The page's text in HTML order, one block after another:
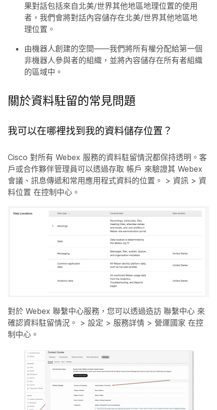
果對話包括來自北美/世界其他地區地理位置的使用
者，我們會將對話內容儲存在北美/世界其他地區地
理位置。
由機器人創建的空間——我們將所有權分配給第一個
非機器人參與者的組織，並將內容儲存在所有者組織
的區域中。
關於資料駐留的常見問題
我可以在哪裡找到我的資料儲存位置？
Cisco 對所有 Webex 服務的資料駐留情況都保持透明。客
戶或合作夥伴管理員可以透過存取 帳戶 來驗證其 Webex
會議、訊息傳遞和常用應用程式資料的位置。 > 資訊 > 資
料位置 在控制中心。
對於 Webex 聯繫中心服務，您可以透過造訪 聯繫中心 來
確認資料駐留情況。 > 設定 > 服務詳情 > 營運國家 在控
制中心。